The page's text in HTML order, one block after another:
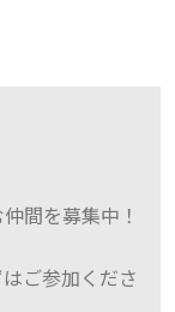
間を募集中！
ご参加くださ